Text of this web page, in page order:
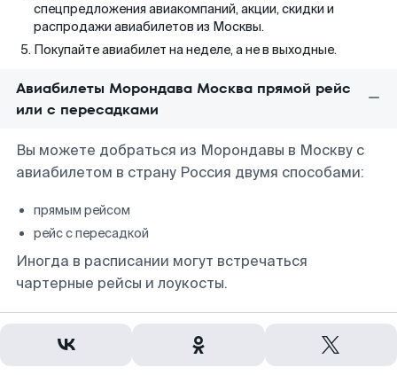
спецпредложения авиакомпаний, акции, скидки и
распродажи авиабилетов из Москвы.
Покупайте авиабилет на неделе, а не в выходные.
Авиабилеты Морондава Москва прямой рейс
или с пересадками
Вы можете добраться из Морондавы в Москву с
авиабилетом в страну Россия двумя способами:
прямым рейсом
рейс с пересадкой
Иногда в расписании могут встречаться
чартерные рейсы и лоукосты.